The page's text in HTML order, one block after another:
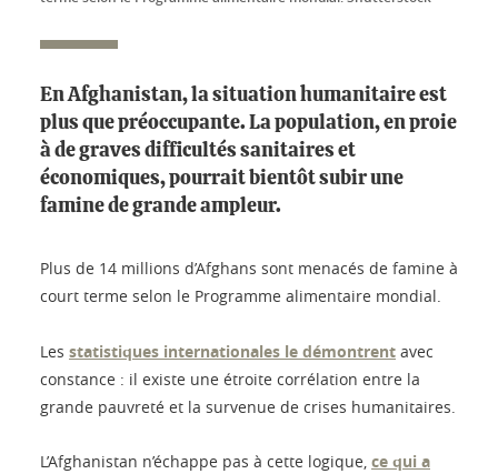
En Afghanistan, la situation humanitaire est
plus que préoccupante. La population, en proie
à de graves difficultés sanitaires et
économiques, pourrait bientôt subir une
famine de grande ampleur.
Plus de 14 millions d’Afghans sont menacés de famine à
court terme selon le Programme alimentaire mondial.
Les statistiques internationales le démontrent avec
constance : il existe une étroite corrélation entre la
grande pauvreté et la survenue de crises humanitaires.
L’Afghanistan n’échappe pas à cette logique, ce qui a